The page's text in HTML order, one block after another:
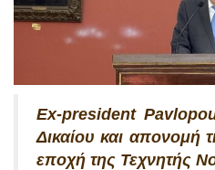
Ex-president
Δικαίου και απονομή
εποχή της Τεχνητής